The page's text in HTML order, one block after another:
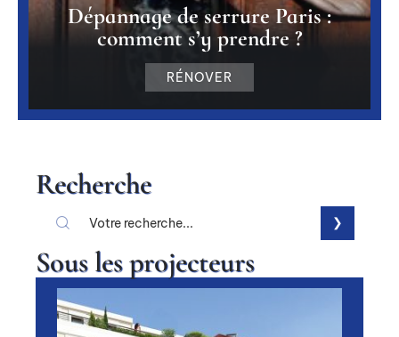
Dépannage de serrure Paris :
comment s’y prendre ?
RÉNOVER
Recherche
Sous les projecteurs